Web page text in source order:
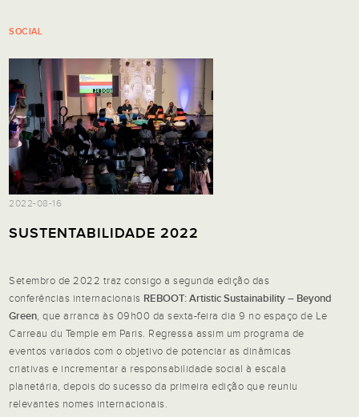
SOCIAL
2022-08-16
SUSTENTABILIDADE 2022
Setembro de 2022 traz consigo a segunda edição das
conferências internacionais REBOOT: Artistic Sustainability – Beyond
Green, que arranca às 09h00 da sexta-feira dia 9 no espaço de Le
Carreau du Temple em Paris. Regressa assim um programa de
eventos variados com o objetivo de potenciar as dinâmicas
criativas e incrementar a responsabilidade social à escala
planetária, depois do sucesso da primeira edição que reuniu
relevantes nomes internacionais.